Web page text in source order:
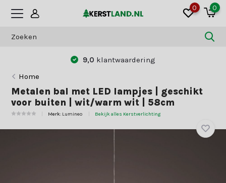
0 0
9,0 klantwaardering
Home
Metalen bal met LED lampjes | geschikt
voor buiten | wit/warm wit | 58cm
Merk: Lumineo Bekijk alles Kerstverlichting